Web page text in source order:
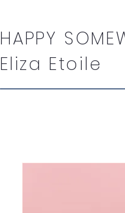
HAPPY
Eliza Etoile